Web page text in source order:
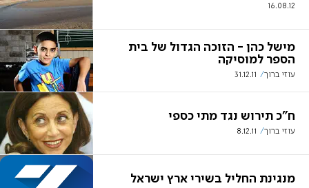
16.08.12
מישל כהן - הזוכה הגדול של בית
הספר למוסיקה
עוזי ברוך 31.12.11
ח"כ תירוש נגד מתי כספי
עוזי ברוך 8.12.11
מנגינת החליל בשירי ארץ ישראל